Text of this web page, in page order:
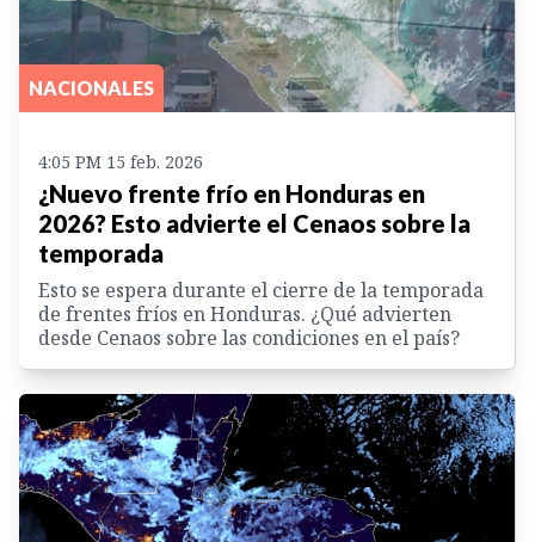
NACIONALES
4:05 PM 15 feb. 2026
¿Nuevo frente frío en Honduras en
2026? Esto advierte el Cenaos sobre la
temporada
Esto se espera durante el cierre de la temporada
de frentes fríos en Honduras. ¿Qué advierten
desde Cenaos sobre las condiciones en el país?